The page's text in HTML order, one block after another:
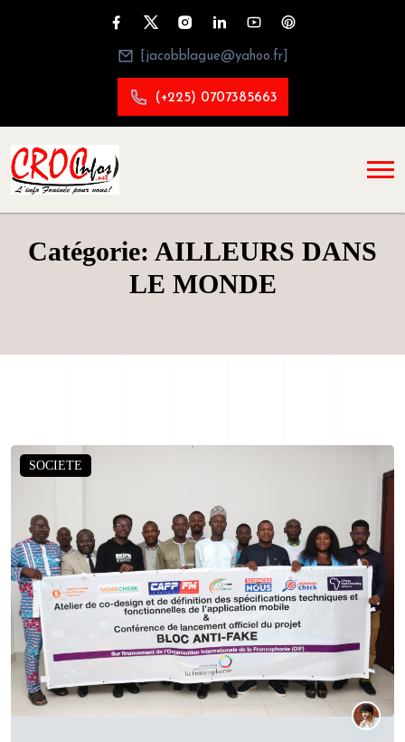
[jacobblague@yahoo.fr]
(+225) 0707385663
Catégorie: AILLEURS DANS
LE MONDE
SOCIETE